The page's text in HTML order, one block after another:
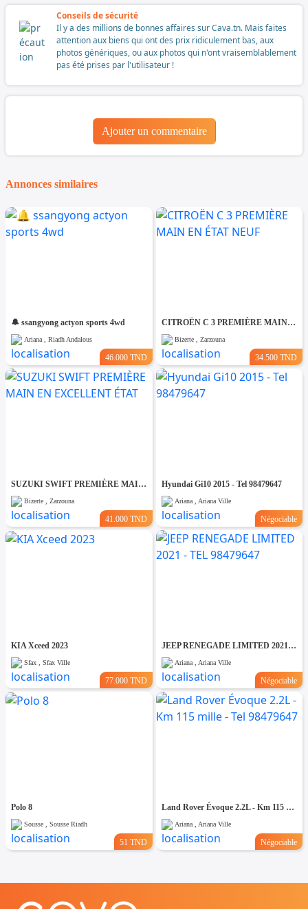
Conseils de sécurité
Il y a des millions de bonnes affaires sur Cava.tn. Mais faites
attention aux biens qui ont des prix ridiculement bas, aux
photos génériques, ou aux photos qui n'ont vraisemblablement
pas été prises par l'utilisateur !
Ajouter un commentaire
Annonces similaires
🔔 ssangyong actyon sports 4wd
Ariana , Riadh Andalous
46.000 TND
CITROËN C 3 PREMIÈRE MAIN EN ÉTAT NEUF
Bizerte , Zarzouna
34.500 TND
SUZUKI SWIFT PREMIÈRE MAIN EN EXCELLENT ÉTAT
Bizerte , Zarzouna
41.000 TND
Hyundai Gi10 2015 - Tel 98479647
Ariana , Ariana Ville
Négociable
KIA Xceed 2023
Sfax , Sfax Ville
77.000 TND
JEEP RENEGADE LIMITED 2021 - TEL 98479647
Ariana , Ariana Ville
Négociable
Polo 8
Sousse , Sousse Riadh
51 TND
Land Rover Évoque 2.2L - Km 115 mille - Tel 98479647
Ariana , Ariana Ville
Négociable